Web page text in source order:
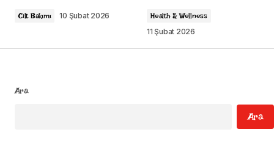
Cilt Bakımı 10 Şubat 2026 Health & Wellness
11 Şubat 2026
Ara
Ara